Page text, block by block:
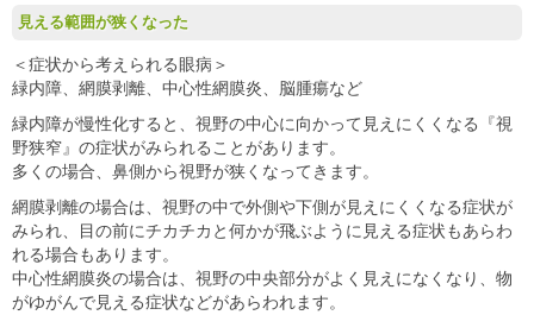
見える範囲が狭くなった
＜症状から考えられる眼病＞
緑内障、網膜剥離、中心性網膜炎、脳腫瘍など
緑内障が慢性化すると、視野の中心に向かって見えにくくなる『視
野狭窄』の症状がみられることがあります。
多くの場合、鼻側から視野が狭くなってきます。
網膜剥離の場合は、視野の中で外側や下側が見えにくくなる症状が
みられ、目の前にチカチカと何かが飛ぶように見える症状もあらわ
れる場合もあります。
中心性網膜炎の場合は、視野の中央部分がよく見えになくなり、物
がゆがんで見える症状などがあらわれます。